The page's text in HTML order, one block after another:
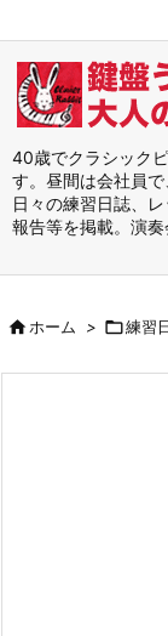
40歳でクラシック
す。昼間は会社員で
日々の練習日誌、
報告等を掲載。演奏
ホーム > 練習